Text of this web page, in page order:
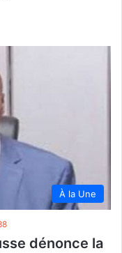
À la Une
dénonce la